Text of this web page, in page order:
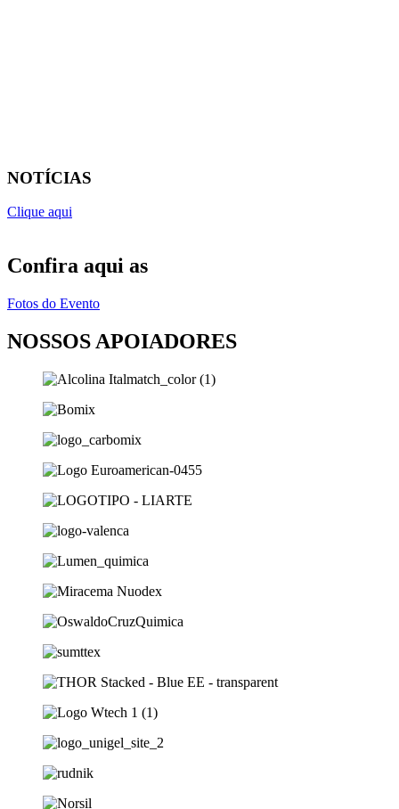
NOTÍCIAS
Clique aqui
Confira aqui as
Fotos do Evento
NOSSOS APOIADORES